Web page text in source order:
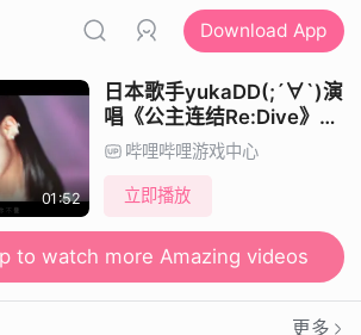
Download App
01:52
日本歌手yukaDD(;´∀`)演
唱《公主连结Re:Dive》桥
本环奈联动宣传曲
《Superhero》MV
哔哩哔哩游戏中心
立即播放
to watch more Amazing videos
更多